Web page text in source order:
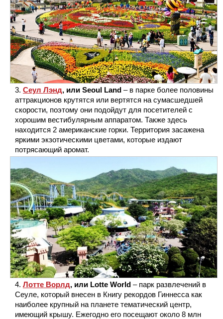
Сеул Лэнд, или Seoul Land – в парке более половины
аттракционов крутятся или вертятся на сумасшедшей
скорости, поэтому они подойдут для посетителей с
хорошим вестибулярным аппаратом. Также здесь
находится 2 американские горки. Территория засажена
яркими экзотическими цветами, которые издают
потрясающий аромат.
Лотте Ворлд, или Lotte World – парк развлечений в
Сеуле, который внесен в Книгу рекордов Гиннесса как
наиболее крупный на планете тематический центр,
имеющий крышу. Ежегодно его посещают около 8 млн